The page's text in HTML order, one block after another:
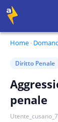
Home ·
Diritto Penale
penale